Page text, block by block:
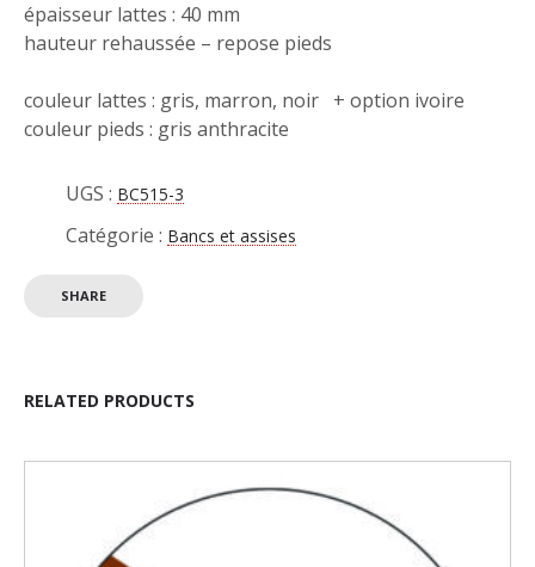
épaisseur lattes : 40 mm
hauteur rehaussée – repose pieds
couleur lattes : gris, marron, noir + option ivoire
couleur pieds : gris anthracite
UGS : BC515-3
Catégorie : Bancs et assises
SHARE
RELATED PRODUCTS